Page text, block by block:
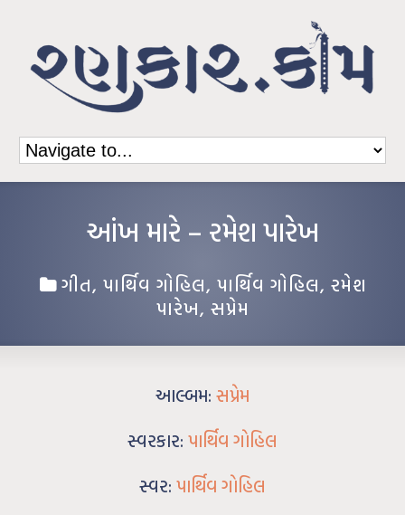
આંખ મારે – રમેશ પારેખ
ગીત, પાર્થિવ ગોહિલ, પાર્થિવ ગોહિલ, રમેશ
પારેખ, સપ્રેમ
આલ્બમ: સપ્રેમ
સ્વરકાર: પાર્થિવ ગોહિલ
સ્વર: પાર્થિવ ગોહિલ